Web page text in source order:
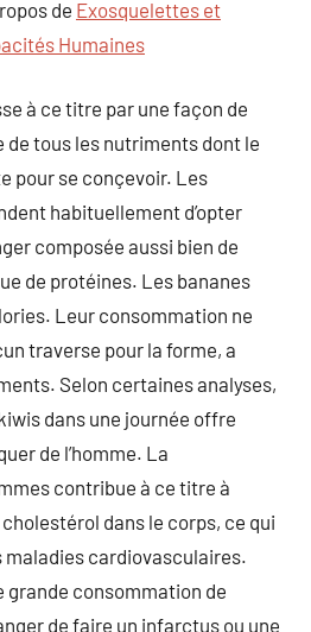
de Exosquelettes et
Humaines
à ce titre par une façon de
tous les nutriments dont le
pour se conçevoir. Les
habituellement d’opter
composée aussi bien de
de protéines. Les bananes
Leur consommation ne
traverse pour la forme, a
Selon certaines analyses,
dans une journée offre
de l’homme. La
contribue à ce titre à
dans le corps, ce qui
maladies cardiovasculaires.
grande consommation de
de faire un infarctus ou une